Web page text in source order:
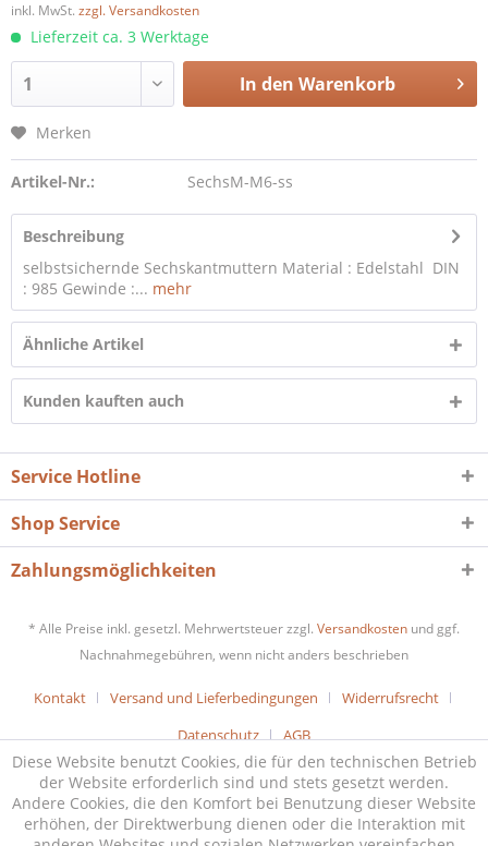
inkl. MwSt. zzgl. Versandkosten
Lieferzeit ca. 3 Werktage
In den Warenkorb
Merken
Artikel-Nr.: SechsM-M6-ss
Beschreibung
selbstsichernde Sechskantmuttern Material : Edelstahl DIN
: 985 Gewinde :... mehr
Ähnliche Artikel
Kunden kauften auch
Service Hotline
Shop Service
Zahlungsmöglichkeiten
* Alle Preise inkl. gesetzl. Mehrwertsteuer zzgl. Versandkosten und ggf.
Nachnahmegebühren, wenn nicht anders beschrieben
Kontakt Versand und Lieferbedingungen
Widerrufsrecht
Datenschutz
AGB
Diese Website benutzt Cookies, die für den technischen Betrieb
der Website erforderlich sind und stets gesetzt werden.
Andere Cookies, die den Komfort bei Benutzung dieser Website
erhöhen, der Direktwerbung dienen oder die Interaktion mit